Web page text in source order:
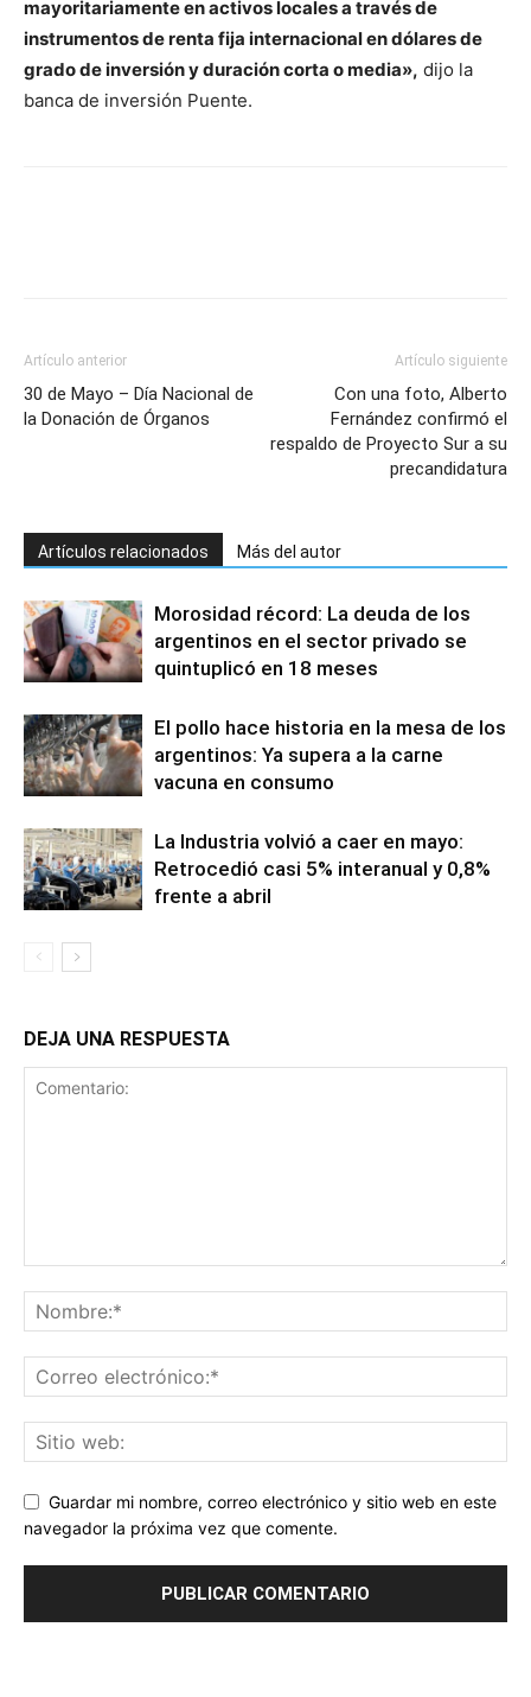
mayoritariamente en activos locales a través de
instrumentos de renta fija internacional en dólares de
grado de inversión y duración corta o media», dijo la
banca de inversión Puente.
Artículo anterior
30 de Mayo – Día Nacional de
la Donación de Órganos
Artículo siguiente
Con una foto, Alberto
Fernández confirmó el
respaldo de Proyecto Sur a su
precandidatura
Artículos relacionados Más del autor
Morosidad récord: La deuda de los
argentinos en el sector privado se
quintuplicó en 18 meses
El pollo hace historia en la mesa de los
argentinos: Ya supera a la carne
vacuna en consumo
La Industria volvió a caer en mayo:
Retrocedió casi 5% interanual y 0,8%
frente a abril
DEJA UNA RESPUESTA
Guardar mi nombre, correo electrónico y sitio web en este
navegador la próxima vez que comente.